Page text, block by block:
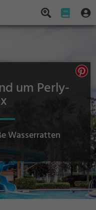
um Perly-
Wasserratten